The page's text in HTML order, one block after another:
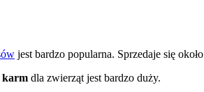
jest bardzo popularna. Sprzedaje się
karm dla zwierząt jest bardzo duży.